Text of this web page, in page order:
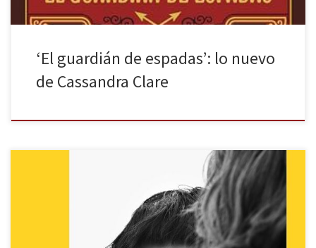
‘El guardián de espadas’: lo nuevo
de Cassandra Clare
El sello Random House nos sorprendió trayendo a España la
primera novela, Ruth y Pen, de la irlandesa Emilie Pine, profesora
de Arte Dramático en la universidad College de Dublín, aunque su